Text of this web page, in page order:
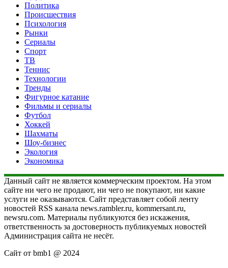
Политика
Происшествия
Психология
Рынки
Сериалы
Спорт
ТВ
Теннис
Технологии
Тренды
Фигурное катание
Фильмы и сериалы
Футбол
Хоккей
Шахматы
Шоу-бизнес
Экология
Экономика
Данный сайт не является коммерческим проектом. На этом
сайте ни чего не продают, ни чего не покупают, ни какие
услуги не оказываются. Сайт представляет собой ленту
новостей RSS канала news.rambler.ru, kommersant.ru,
newsru.com. Материалы публикуются без искажения,
ответственность за достоверность публикуемых новостей
Администрация сайта не несёт.
Сайт от bmb1 @ 2024